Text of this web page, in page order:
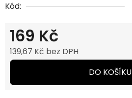
Kód:
169 Kč
139,67 Kč bez DPH
Měrná cena:
DO KOŠÍKU